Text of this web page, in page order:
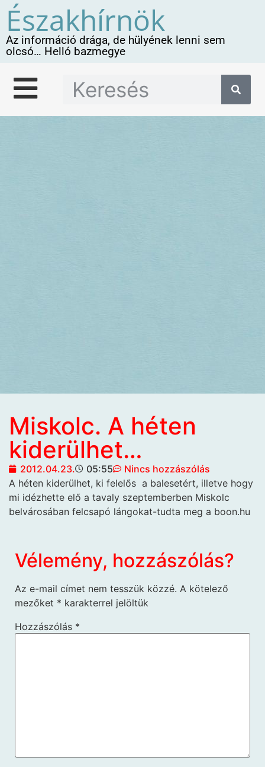
Északhírnök
Az információ drága, de hülyének lenni sem
olcsó… Helló bazmegye
Miskolc. A héten
kiderülhet…
2012.04.23. 05:55
Nincs hozzászólás
A héten kiderülhet, ki felelős a balesetért, illetve hogy
mi idézhette elő a tavaly szeptemberben Miskolc
belvárosában felcsapó lángokat-tudta meg a boon.hu
Vélemény, hozzászólás?
Az e-mail címet nem tesszük közzé. A kötelező
mezőket * karakterrel jelöltük
Hozzászólás *